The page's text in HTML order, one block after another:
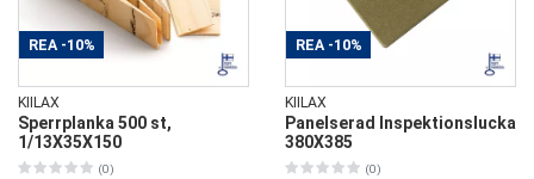
REA -10%
KIILAX
Sperrplanka 500 st,
1/13X35X150
(0)
REA -10%
KIILAX
Panelserad Inspektionslucka
380X385
(0)